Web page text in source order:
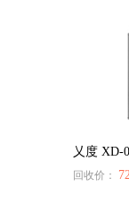
乂度 XD-
回收价：